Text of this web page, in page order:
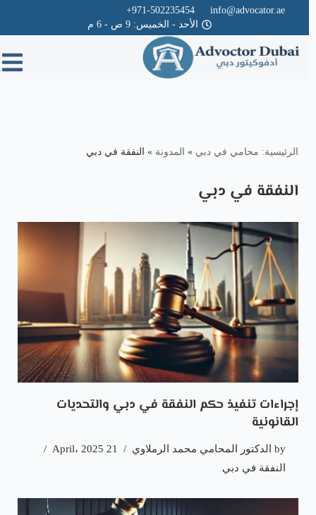
Skip
to
info@advocator.ae
971-502235454+
الأحد - الخميس: 9 ص - 6 م
الرئيسية: محامي في دبي » المدونة » النفقة في دبي
النفقة في دبي
إجراءات تنفيذ حكم النفقة في دبي والتحديات
القانونية
by الدكتور المحامي محمد الرملاوي
21 April، 2025
النفقة في دبي